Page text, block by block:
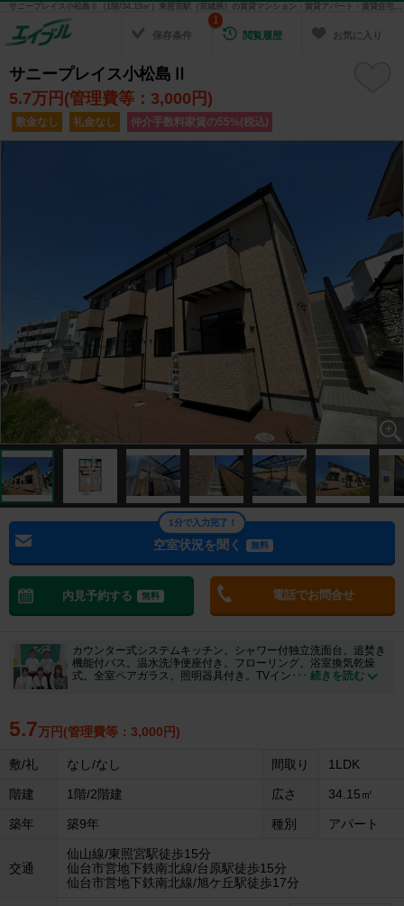
サニープレイス小松島Ⅱ（1階/34.15㎡）東照宮駅（宮城県）の賃貸マンション・賃貸アパート・賃貸住宅の不動産情報を検索！ 不動産賃貸の物件探しは、お部屋探しのエイブル
保存条件 閲覧履歴
1
お気に入り
サニープレイス小松島Ⅱ
5.7万円(管理費等：3,000円)
敷金なし 礼金なし 仲介手数料家賃の55%(税込)
空室状況を聞く 無料
1分で入力完了！
内見予約する 無料 電話でお問合せ
カウンター式システムキッチン。シャワー付独立洗面台。追焚き
機能付バス。温水洗浄便座付き。フローリング。浴室換気乾燥
式。全室ペアガラス。照明器具付き。TVイン ･･･ 続きを読む
5.7万円(管理費等：3,000円)
敷/礼 なし/なし 間取り 1LDK
階建 1階/2階建 広さ 34.15㎡
築年 築9年 種別 アパート
交通
仙山線/東照宮駅徒歩15分
仙台市営地下鉄南北線/台原駅徒歩15分
仙台市営地下鉄南北線/旭ケ丘駅徒歩17分